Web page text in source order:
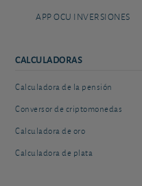
APP OCU INVERSIONES
CALCULADORAS
Calculadora de la pensión
Conversor de criptomonedas
Calculadora de oro
Calculadora de plata